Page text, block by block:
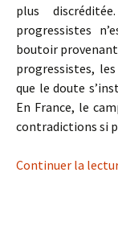
plus
progressistes
boutoir provenant
progressistes,
que le doute
En France, le
contradictions si
Continuer la